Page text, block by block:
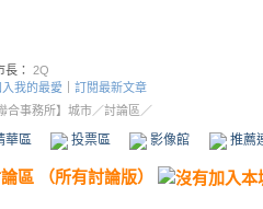
長： 2Q
入我的最愛
訂閱最新文章
合事務所】城市／討論區／
華區 投票區 影像館 推薦
區 （所有討論版）